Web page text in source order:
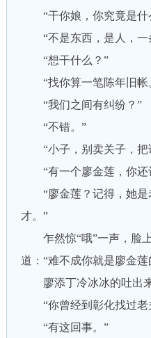
“干你娘，你究竟是什
“不是东西，是人，一
“想干什么？”
“找你算一笔陈年旧帐
“我们之间有纠纷？”
“不错。”
“小子，别卖关子，把
“有一个廖金莲，你还
“廖金莲？记得，她是
才。”
乍然惊“哦”一声，脸上
道：“难不成你就是廖金
廖添丁冷冰冰的吐出来
“你曾经到彰化找过老
“有这回事。”